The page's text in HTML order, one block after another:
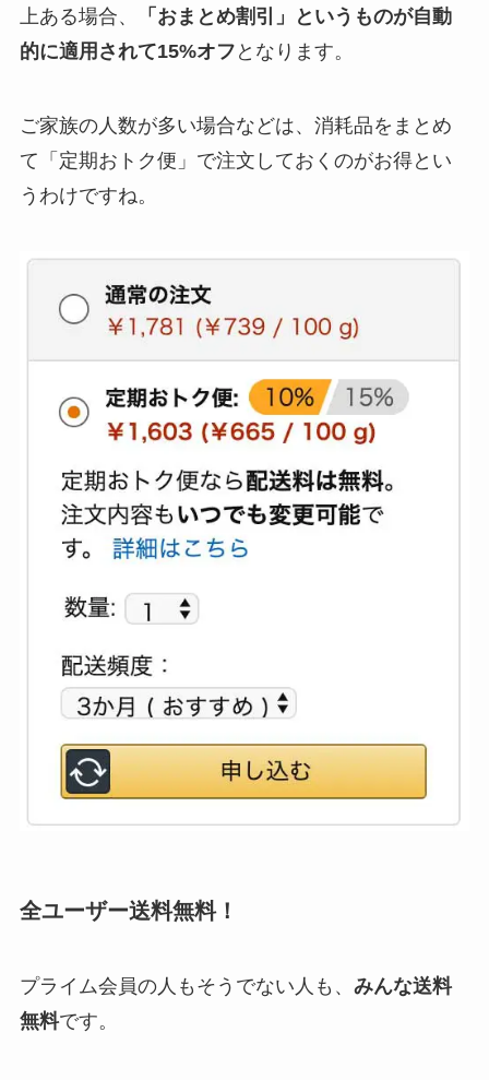
上ある場合、
「おまとめ割引」というものが自動
的に適用されて15%オフ となります。
ご家族の人数が多い場合などは、消耗品をまとめ
て「定期おトク便」で注文しておくのがお得とい
うわけですね。
全ユーザー送料無料！
プライム会員の人もそうでない人も、 みんな送料
無料です。